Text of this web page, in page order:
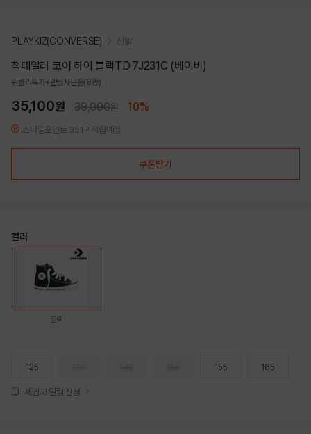
PLAYKIZ(CONVERSE) 신발
척테일러 코어 하이 블랙TD 7J231C (베이비)
위클리특가+랜덤사은품(8종)
35,100원 39,000원 10%
스타일포인트 351P 적립예정
쿠폰받기
컬러
블랙
125 155 165
재입고 알림 신청